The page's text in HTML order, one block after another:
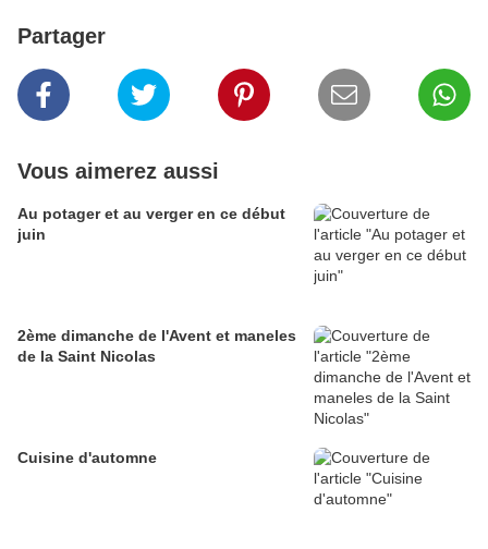
Partager
Vous aimerez aussi
Au potager et au verger en ce début
juin
2ème dimanche de l'Avent et maneles
de la Saint Nicolas
Cuisine d'automne